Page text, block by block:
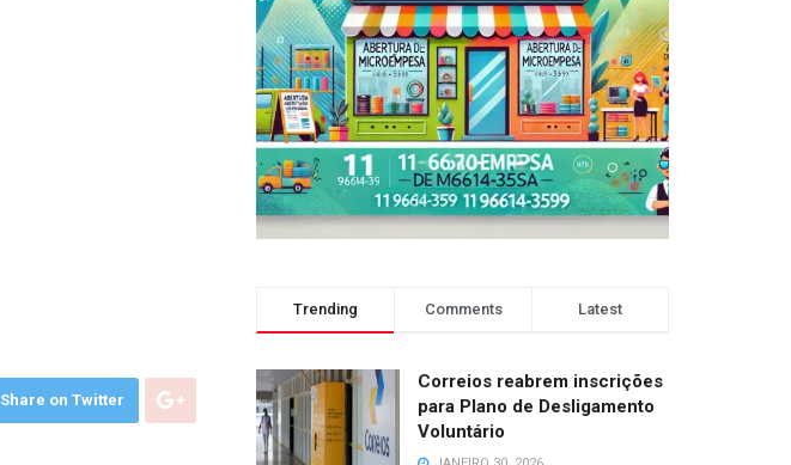
Share on Twitter
Trending Comments Latest
Correios reabrem inscrições
para Plano de Desligamento
Voluntário